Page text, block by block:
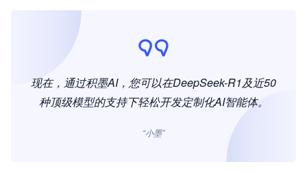
现在，通过积墨AI，您可以在DeepSeek-R1及近50
种顶级模型的支持下轻松开发定制化AI智能体。
“小墨”